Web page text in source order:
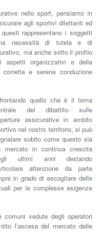
nello sport, pensiamo in
agli sportivi dilettanti ed
rappresentano i soggetti
necessità di tutela e di
ma anche sotto il profilo
aspetti organizzativi e della
e serena conduzione
quello che è il tema
del dibattito sulle
assicurative in ambito
nel nostro territorio, si può
subito come questo sia
mercato in continua crescita
ultimi anni destando
attenzione da parte
in grado di escogitare delle
per le complesse esigenze
vedute degli operatori
l’ascesa del mercato delle